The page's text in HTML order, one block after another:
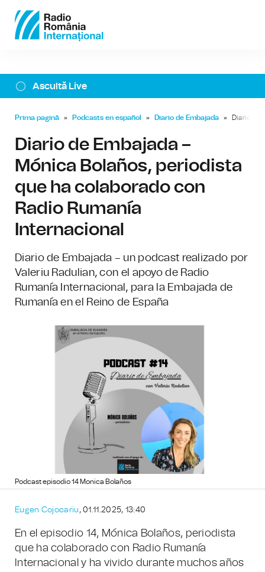
Ascultă Live
Prima pagină » Podcasts en español » Diario de Embajada » Diario de
Diario de Embajada –
Mónica Bolaños, periodista
que ha colaborado con
Radio Rumanía
Internacional
Diario de Embajada – un podcast realizado por
Valeriu Radulian, con el apoyo de Radio
Rumanía Internacional, para la Embajada de
Rumanía en el Reino de España
Podcast episodio 14 Monica Bolaños
Eugen Cojocariu , 01.11.2025, 13:40
En el episodio 14, Mónica Bolaños, periodista
que ha colaborado con Radio Rumanía
Internacional y ha vivido durante muchos años